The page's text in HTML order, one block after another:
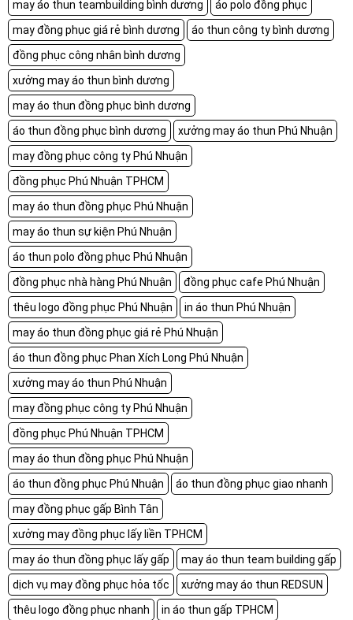
may áo thun teambuilding bình dương
áo polo đồng phục
may đồng phục giá rẻ bình dương
áo thun công ty bình dương
đồng phục công nhân bình dương
xưởng may áo thun bình dương
may áo thun đồng phục bình dương
áo thun đồng phục bình dương
xưởng may áo thun Phú Nhuận
may đồng phục công ty Phú Nhuận
đồng phục Phú Nhuận TPHCM
may áo thun đồng phục Phú Nhuận
may áo thun sự kiện Phú Nhuận
áo thun polo đồng phục Phú Nhuận
đồng phục nhà hàng Phú Nhuận
đồng phục cafe Phú Nhuận
thêu logo đồng phục Phú Nhuận
in áo thun Phú Nhuận
may áo thun đồng phục giá rẻ Phú Nhuận
áo thun đồng phục Phan Xích Long Phú Nhuận
xưởng may áo thun Phú Nhuận
may đồng phục công ty Phú Nhuận
đồng phục Phú Nhuận TPHCM
may áo thun đồng phục Phú Nhuận
áo thun đồng phục Phú Nhuận
áo thun đồng phục giao nhanh
may đồng phục gấp Bình Tân
xưởng may đồng phục lấy liền TPHCM
may áo thun đồng phục lấy gấp
may áo thun team building gấp
dịch vụ may đồng phục hỏa tốc
xưởng may áo thun REDSUN
thêu logo đồng phục nhanh
in áo thun gấp TPHCM